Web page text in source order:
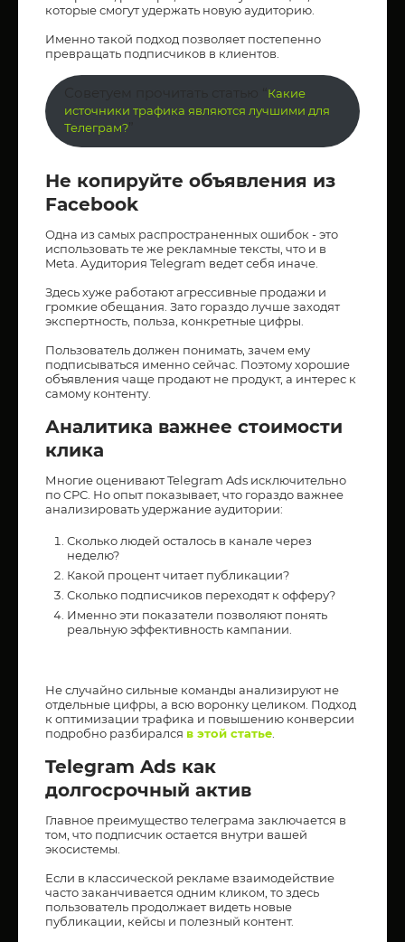
которые смогут удержать новую аудиторию.
Именно такой подход позволяет постепенно
превращать подписчиков в клиентов.
Какие
источники трафика являются лучшими для
Телеграм?
Не копируйте объявления из
Facebook
Одна из самых распространенных ошибок - это
использовать те же рекламные тексты, что и в
Meta. Аудитория Telegram ведет себя иначе.
Здесь хуже работают агрессивные продажи и
громкие обещания. Зато гораздо лучше заходят
экспертность, польза, конкретные цифры.
Пользователь должен понимать, зачем ему
подписываться именно сейчас. Поэтому хорошие
объявления чаще продают не продукт, а интерес к
самому контенту.
Аналитика важнее стоимости
клика
Многие оценивают Telegram Ads исключительно
по CPC. Но опыт показывает, что гораздо важнее
анализировать удержание аудитории:
Сколько людей осталось в канале через
неделю?
Какой процент читает публикации?
Сколько подписчиков переходят к офферу?
Именно эти показатели позволяют понять
реальную эффективность кампании.
Не случайно сильные команды анализируют не
отдельные цифры, а всю воронку целиком. Подход
к оптимизации трафика и повышению конверсии
подробно разбирался в этой статье
Telegram Ads как
долгосрочный актив
Главное преимущество телеграма заключается в
том, что подписчик остается внутри вашей
экосистемы.
Если в классической рекламе взаимодействие
часто заканчивается одним кликом, то здесь
пользователь продолжает видеть новые
публикации, кейсы и полезный контент.